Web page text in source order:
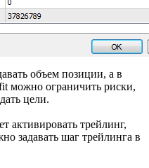
объем позиции, а в
можно ограничить риски,
цели.
активировать трейлинг,
задавать шаг трейлинга в